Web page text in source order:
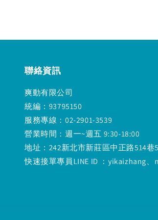
聯絡資訊
爽動有限公司
統編：93795150
服務專線：02-2901-3539
營業時間：週一~週五 9:30-18:00
地址：242新北市新莊區中正路514巷
快速接單專員LINE ID ：yikaizhang、